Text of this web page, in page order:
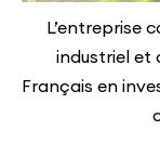
L’entreprise
industriel et
Français en